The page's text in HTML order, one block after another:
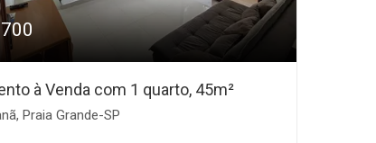
à Venda com 1 quarto, 45m²
Praia Grande-SP